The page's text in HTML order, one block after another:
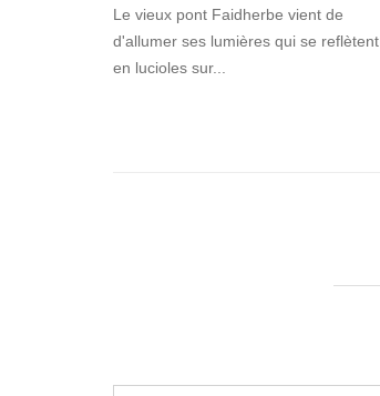
Le vieux pont Faidherbe vient de
d'allumer ses lumières qui se reflètent
en lucioles sur...